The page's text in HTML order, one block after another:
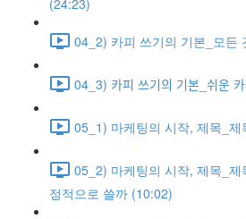
(24:23)
04_2) 카피 쓰기의 기본_모든
04_3) 카피 쓰기의 기본_쉬운
05_1) 마케팅의 시작, 제목_
05_2) 마케팅의 시작, 제목_
정적으로 쓸까 (10:02)